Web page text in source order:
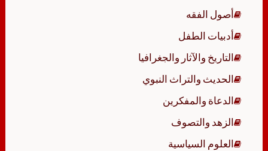
أصول الفقه
أدبيات الطفل
التاريخ والآثار والجغرافيا
الحديث والتراث النبوي
الدعاة والمفكرين
الزهد والتصوف
العلوم السياسية